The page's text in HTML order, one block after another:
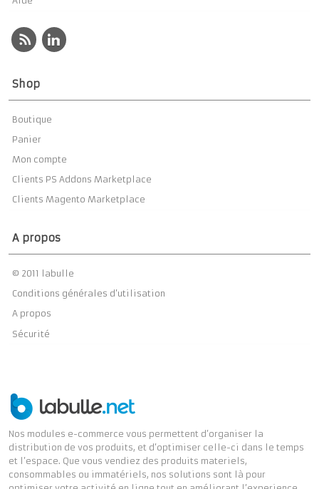
Shop
Boutique
Panier
Mon compte
Clients PS Addons Marketplace
Clients Magento Marketplace
A propos
© 2011 labulle
Conditions générales d’utilisation
A propos
Sécurité
Nos modules e-commerce vous permettent d’organiser la
distribution de vos produits, et d’optimiser celle-ci dans le temps
et l’espace. Que vous vendiez des produits materiels,
consommables ou immatériels, nos solutions sont là pour